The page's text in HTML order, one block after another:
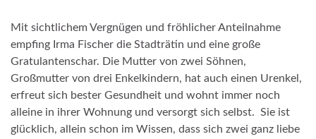
Mit sichtlichem Vergnügen und fröhlicher Anteilnahme
empfing Irma Fischer die Stadträtin und eine große
Gratulantenschar. Die Mutter von zwei Söhnen,
Großmutter von drei Enkelkindern, hat auch einen Urenkel,
erfreut sich bester Gesundheit und wohnt immer noch
alleine in ihrer Wohnung und versorgt sich selbst. Sie ist
glücklich, allein schon im Wissen, dass sich zwei ganz liebe